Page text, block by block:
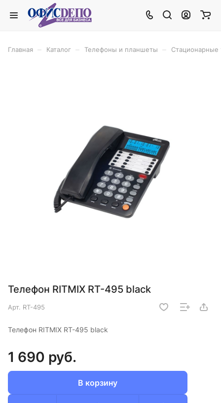
Главная Каталог Телефоны и планшеты
Телефон RITMIX RT-495 black
Арт. RT-495
Телефон RITMIX RT-495 black
1 690 руб.
В корзину